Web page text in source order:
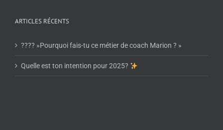
ARTICLES RÉCENTS
???? »Pourquoi fais-tu ce métier de coach Marion ? »
Quelle est ton intention pour 2025?